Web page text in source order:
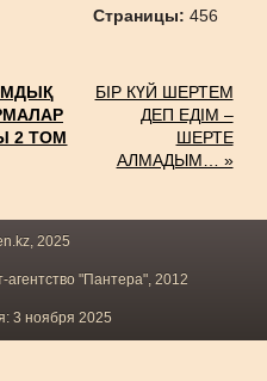
Страницы:456
2 ТОМ
БІР КҮЙ ШЕРТЕМ
ДЕП ЕДІМ –
ШЕРТЕ
АЛМАДЫМ… »
2025
агентство "Пантера", 2012
3 ноября 2025